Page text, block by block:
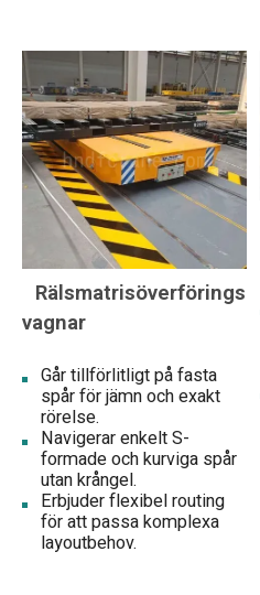
Rälsmatrisöverförings
vagnar
Går tillförlitligt på fasta
spår för jämn och exakt
rörelse.
Navigerar enkelt S-
formade och kurviga spår
utan krångel.
Erbjuder flexibel routing
för att passa komplexa
layoutbehov.